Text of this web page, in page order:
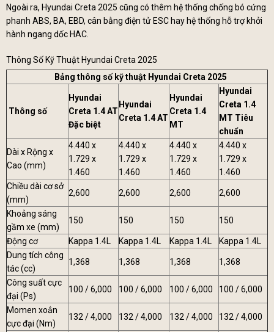
Ngoài ra, Hyundai Creta 2025 cũng có thêm hệ thống chống bó cứng
phanh ABS, BA, EBD, cân bằng điện tử ESC hay hệ thống hỗ trợ khởi
hành ngang dốc HAC.
Thông Số Kỹ Thuật Hyundai Creta 2025
Bảng thông số kỹ thuật Hyundai Creta 2025
Thông số
Hyundai
Creta 1.4 AT
Đặc biệt
Hyundai
Creta 1.4 AT
Hyundai
Creta 1.4
MT
Hyundai
Creta 1.4
MT Tiêu
chuẩn
Dài x Rộng x
Cao (mm)
4.440 x
1.729 x
1.460
4.440 x
1.729 x
1.460
4.440 x
1.729 x
1.460
4.440 x
1.729 x
1.460
Chiều dài cơ sở
(mm)
2,600 2,600 2,600 2,600
Khoảng sáng
gầm xe (mm)
150 150 150 150
Động cơ Kappa 1.4L Kappa 1.4L Kappa 1.4L
Kappa 1.4L
Dung tích công
tác (cc)
1,368 1,368 1,368 1,368
Công suất cực
đại (Ps)
100 / 6,000 100 / 6,000 100 / 6,000 100 / 6,000
Momen xoắn
cực đại (Nm)
132 / 4,000 132 / 4,000 132 / 4,000 132 / 4,000